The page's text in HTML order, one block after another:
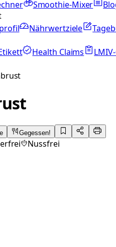
Smoothie-Mixer
Nährwertziele
Health Claims
Gegessen!
Nussfrei